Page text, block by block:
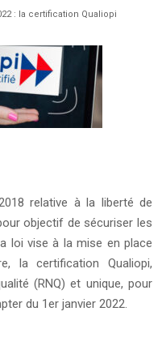
: la certification Qualiopi
relative à la liberté de
objectif de sécuriser les
loi vise à la mise en place
la certification Qualiopi,
(RNQ) et unique, pour
du 1er janvier 2022.